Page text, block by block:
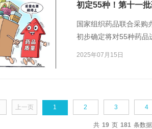
初定55种！第十一
国家组织药品联合采购
初步确定将对55种药品
2025年07月15日
上一页 1 2 3 4
共 19 页 181 条数据